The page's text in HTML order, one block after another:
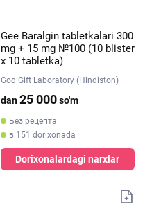
Gee Baralgin tabletkalari 300
mg + 15 mg №100 (10 blister
х 10 tabletka)
God Gift Laboratory (Hindiston)
dan25 000so'm
Без рецепта
в 151 dorixonada
Dorixonalardagi narxlar